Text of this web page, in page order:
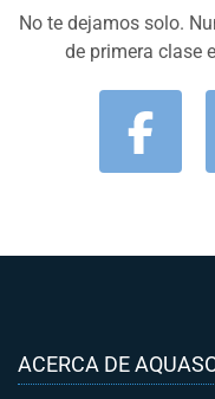
No te dejamos solo.
de primera clase
ACERCA DE